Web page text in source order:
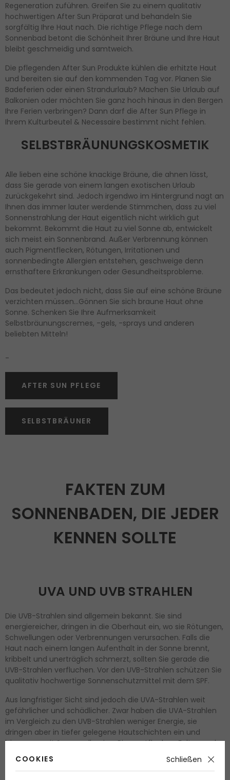
Regeneration zuführen. Greifen Sie zu einem qualitativ
hochwertigen After Sun Präparat und behandeln Sie
sorgfältig Ihre Haut nach. Die richtige Pflege nach dem
Sonnenbad betont die Schönheit Ihrer Bräune und Ihre Haut
bleibt geschmeidig und samtweich.
Die pflegenden After Sun Produkte kühlen die erhitzte Haut
und bereiten sie auf den kommenden Tag vor. Planen Sie
Badeferien oder einen Strandurlaub? Machen Sie Urlaub auf
Balkonien oder möchten Sie ganz hoch hinaus in den Bergen
Ihre Ferien verbringen? Dann darf die After Sun Pflege in
Ihrem Kulturbeutel & Necessaire bestimmt nicht fehlen.
SELBSTBRÄUNUNGSKOSMETIK
Alle lieben eine schöne knackige Bräune, die ahnen lässt,
dass Sie gerade von einem langen exotischen Urlaub
zurückgekehrt sind. Jedoch irgendwo im Hintergrund nagt an
Ihnen das immer lauter werdende Stimmchen, dass zu viel
Sonnenstrahlung der Haut eigentlich nicht wirklich gut
bekommt. Bekommt die Haut zu viel Sonne ab, entwickelt
sich meist ein Sonnenbrand. Außer Verbrennung können
auch Pigmentflecken, Rötungen, Irritationen und
sonnenbedingte Allergien entstehen, geschweige denn
ernsthaftere Erkrankungen oder Gesundheitsprobleme.
Das bedeutet jedoch nicht, dass Sie auf eine schöne Bräune
verzichten müssen…Gönnen Sie sich braune Haut ohne
Sonne. Schenken Sie Ihre Aufmerksamkeit
Selbstbräunungscremes, -gels, -sprays und anderen
beliebten Mitteln!
-
AFTER SUN PFLEGE
SELBSTBRÄUNER
FAKTEN ZUM
SONNENBADEN, DIE JEDER
KENNEN SOLLTE
UVA UND UVB STRAHLEN
Die UVB-Strahlen sind allgemein bekannt. Sie sind
energiereicher, dringen in die Oberhaut ein, wo sie Rötungen,
Schwellungen oder Verbrennungen verursachen. Falls die
Haut nach einem langen Aufenthalt in der Sonne brennt,
kribbelt und unerträglich schmerzt, sollten Sie gerade die
UVB-Strahlen verfluchen. Vor den UVB-Strahlen schützen Sie
qualitativ hochwertige Sonnenschutzmittel mit dem SPF.
Aus langfristiger Sicht sind jedoch die UVA-Strahlen weit
gefährlicher und schädlicher. Zwar haben die UVA-Strahlen
im Vergleich zu den UVB-Strahlen weniger Energie, sie
dringen aber in tiefer gelegene Hautschichten ein und
können somit Sonnenallergien, Pigmentflecken, Falten und
irreversiblen Schäden führen oder die Haut allgemein
COOKIES Schließen